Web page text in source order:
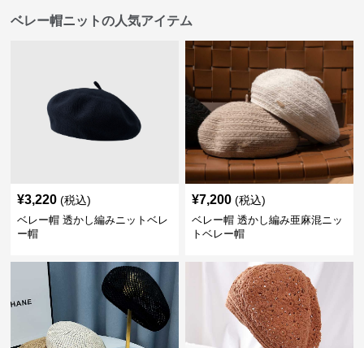
ベレー帽ニットの人気アイテム
¥3,220 (税込)
ベレー帽 透かし編みニットベレ
ー帽
¥7,200 (税込)
ベレー帽 透かし編み亜麻混ニッ
トベレー帽